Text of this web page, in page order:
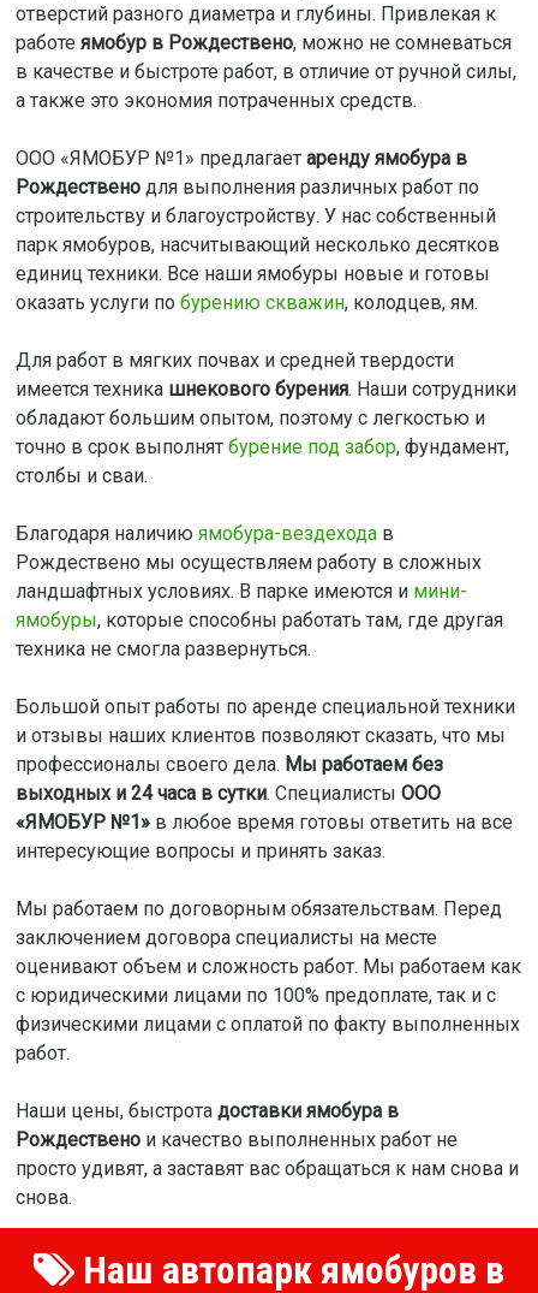
отверстий разного диаметра и глубины. Привлекая к
работе ямобур в Рождествено, можно не сомневаться
в качестве и быстроте работ, в отличие от ручной силы,
а также это экономия потраченных средств.
ООО «ЯМОБУР №1» предлагает аренду ямобура в
Рождественодля выполнения различных работ по
строительству и благоустройству. У нас собственный
парк ямобуров, насчитывающий несколько десятков
единиц техники. Все наши ямобуры новые и готовы
оказать услуги по бурению скважин, колодцев, ям.
Для работ в мягких почвах и средней твердости
имеется техника шнекового бурения. Наши сотрудники
обладают большим опытом, поэтому с легкостью и
точно в срок выполнят бурение под забор, фундамент,
столбы и сваи.
Благодаря наличию ямобура-вездеходав
Рождествено мы осуществляем работу в сложных
ландшафтных условиях. В парке имеются и мини-
ямобуры, которые способны работать там, где другая
техника не смогла развернуться.
Большой опыт работы по аренде специальной техники
и отзывы наших клиентов позволяют сказать, что мы
профессионалы своего дела. Мы работаем без
выходных и 24 часа в сутки. Специалисты ООО
«ЯМОБУР №1»в любое время готовы ответить на все
интересующие вопросы и принять заказ.
Мы работаем по договорным обязательствам. Перед
заключением договора специалисты на месте
оценивают объем и сложность работ. Мы работаем как
с юридическими лицами по 100% предоплате, так и с
физическими лицами с оплатой по факту выполненных
работ.
Наши цены, быстрота доставки ямобура в
Рождественои качество выполненных работ не
просто удивят, а заставят вас обращаться к нам снова и
снова.
Наш автопарк ямобуров в